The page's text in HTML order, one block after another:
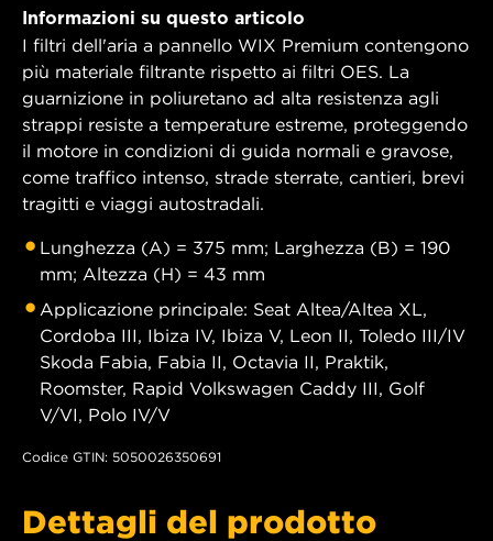
Informazioni su questo articolo
I filtri dell'aria a pannello WIX Premium contengono
più materiale filtrante rispetto ai filtri OES. La
guarnizione in poliuretano ad alta resistenza agli
strappi resiste a temperature estreme, proteggendo
il motore in condizioni di guida normali e gravose,
come traffico intenso, strade sterrate, cantieri, brevi
tragitti e viaggi autostradali.
Lunghezza (A) = 375 mm; Larghezza (B) = 190
mm; Altezza (H) = 43 mm
Applicazione principale: Seat Altea/Altea XL,
Cordoba III, Ibiza IV, Ibiza V, Leon II, Toledo III/IV
Skoda Fabia, Fabia II, Octavia II, Praktik,
Roomster, Rapid Volkswagen Caddy III, Golf
V/VI, Polo IV/V
Codice GTIN: 5050026350691
Dettagli del prodotto